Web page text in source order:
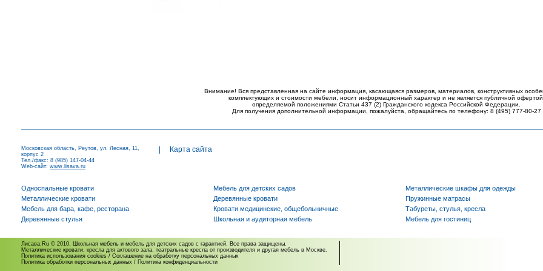
Внимание! Вся представленная на сайте информация, касающаяся размеров, материалов, конструктивных
комплектующих и стоимости мебели, носит информационный характер и не является публичной офертой,
определяемой положениями Статьи 437 (2) Гражданского кодекса Российской Федерации.
Для получения дополнительной информации, пожалуйста, обращайтесь по телефону: 8 (495) 777-80-27
Московская область, Реутов, ул. Лесная, 11,
корпус 2
Тел./факс: 8 (985) 147-04-44
Web-сайт: www.lisava.ru
Карта сайта
Односпальные кровати
Металлические кровати
Мебель для бара, кафе, ресторана
Деревянные стулья
Мебель для детских садов
Деревянные кровати
Кровати медицинские, общебольничные
Школьная и аудиторная мебель
Металлические шкафы для одежды
Пружинные матрасы
Табуреты, стулья, кресла
Мебель для гостиниц
Лисава.Ru © 2010. Школьная мебель и мебель для детских садов с гарантией. Все права защищены.
Металлические кровати, кресла для актового зала, театральные кресла от производителя и другая мебель в Москве.
Политика использования cookies / Соглашение на обработку персональных данных
Политика обработки персональных данных / Политика конфиденциальности